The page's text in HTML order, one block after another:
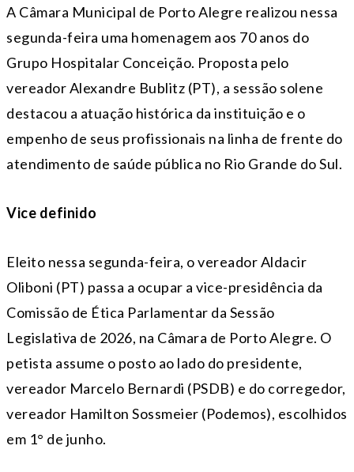
A Câmara Municipal de Porto Alegre realizou nessa
segunda-feira uma homenagem aos 70 anos do
Grupo Hospitalar Conceição. Proposta pelo
vereador Alexandre Bublitz (PT), a sessão solene
destacou a atuação histórica da instituição e o
empenho de seus profissionais na linha de frente do
atendimento de saúde pública no Rio Grande do Sul.
Vice definido
Eleito nessa segunda-feira, o vereador Aldacir
Oliboni (PT) passa a ocupar a vice-presidência da
Comissão de Ética Parlamentar da Sessão
Legislativa de 2026, na Câmara de Porto Alegre. O
petista assume o posto ao lado do presidente,
vereador Marcelo Bernardi (PSDB) e do corregedor,
vereador Hamilton Sossmeier (Podemos), escolhidos
em 1° de junho.